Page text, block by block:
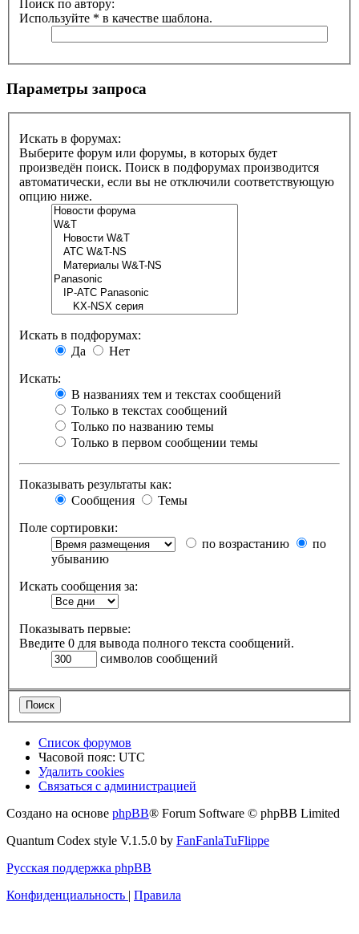
Поиск по автору:
Используйте * в качестве шаблона.
Параметры запроса
Искать в форумах:
Выберите форум или форумы, в которых будет
произведён поиск. Поиск в подфорумах производится
автоматически, если вы не отключили соответствующую
опцию ниже.
Искать в подфорумах:
Да
Нет
Искать:
В названиях тем и текстах сообщений
Только в текстах сообщений
Только по названию темы
Только в первом сообщении темы
Показывать результаты как:
Сообщения
Темы
Поле сортировки:
по возрастанию
по
убыванию
Искать сообщения за:
Показывать первые:
Введите 0 для вывода полного текста сообщений.
символов сообщений
Список форумов
Часовой пояс: UTC
Удалить cookies
Связаться с администрацией
Создано на основе phpBB® Forum Software © phpBB Limited
Quantum Codex style V.1.5.0 by FanFanlaTuFlippe
Русская поддержка phpBB
Конфиденциальность | Правила